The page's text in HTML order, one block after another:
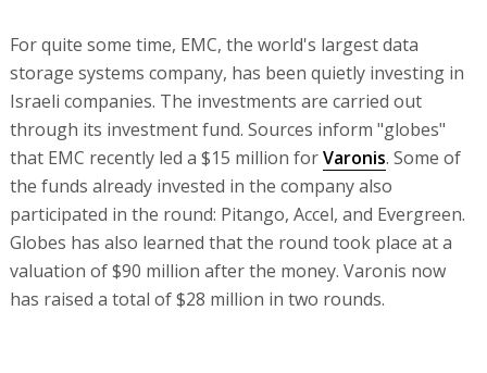
For quite some time, EMC, the world's largest data
storage systems company, has been quietly investing in
Israeli companies. The investments are carried out
through its investment fund. Sources inform "globes"
that EMC recently led a $15 million forVaronis. Some of
the funds already invested in the company also
participated in the round: Pitango, Accel, and Evergreen.
Globes has also learned that the round took place at a
valuation of $90 million after the money. Varonis now
has raised a total of $28 million in two rounds.